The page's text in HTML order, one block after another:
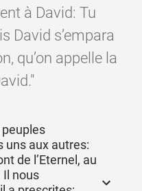
à David: Tu
David s’empara
qu’on appelle la
peuples
uns aux autres:
de l’Eternel, au
Il nous